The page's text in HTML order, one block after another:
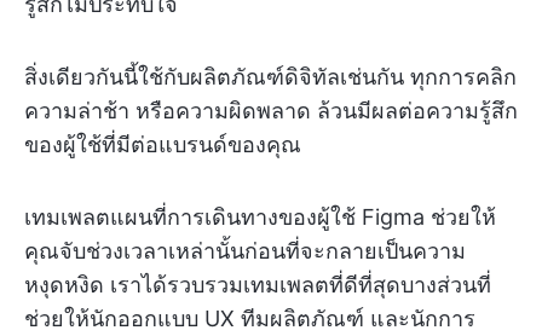
สิ่งเดียวกันนี้ใช้กับผลิตภัณฑ์ดิจิทัลเช่นกัน ทุกการคลิก
ความล่าช้า หรือความผิดพลาด ล้วนมีผลต่อความรู้สึก
ของผู้ใช้ที่มีต่อแบรนด์ของคุณ
เทมเพลตแผนที่การเดินทางของผู้ใช้ Figma ช่วยให้
คุณจับช่วงเวลาเหล่านั้นก่อนที่จะกลายเป็นความ
หงุดหงิด เราได้รวบรวมเทมเพลตที่ดีที่สุดบางส่วนที่
ช่วยให้นักออกแบบ UX ทีมผลิตภัณฑ์ และนักการ